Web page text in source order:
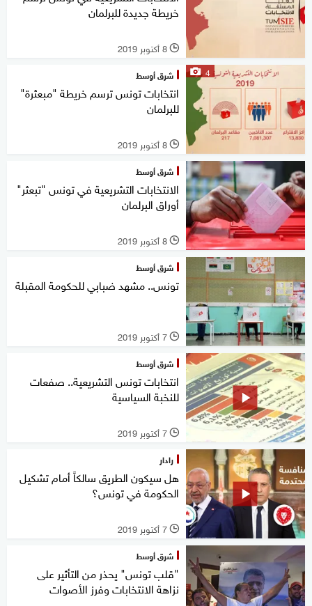
خريطة جديدة للبرلمان
l 8 أكتوبر 2019
4 شرق أوسط
انتخابات تونس ترسم خريطة "مبعثرة"
للبرلمان
l 8 أكتوبر 2019
شرق أوسط
الانتخابات التشريعية في تونس "تبعثر"
أوراق البرلمان
l 8 أكتوبر 2019
شرق أوسط
تونس.. مشهد ضبابي للحكومة المقبلة
l 7 أكتوبر 2019
شرق أوسط
انتخابات تونس التشريعية.. صفعات
للنخبة السياسية
l 7 أكتوبر 2019
رادار
هل سيكون الطريق سالكاً أمام تشكيل
الحكومة في تونس؟
l 7 أكتوبر 2019
شرق أوسط
"قلب تونس" يحذر من التأثير على
نزاهة الانتخابات وفرز الأصوات